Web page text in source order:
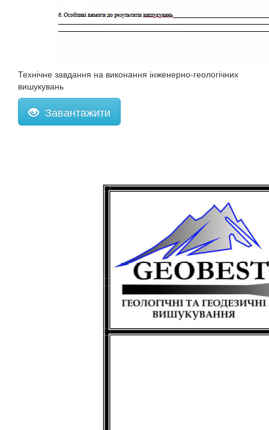
Технічне завдання на виконання інженерно-геологічних
вишукувань
Завантажити